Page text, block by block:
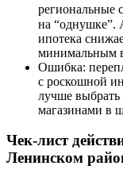
региональные
на “однушке”.
ипотека
минимальным
Ошибка:
с роскошной
лучше
магазинами в
Чек-лист
Ленинском